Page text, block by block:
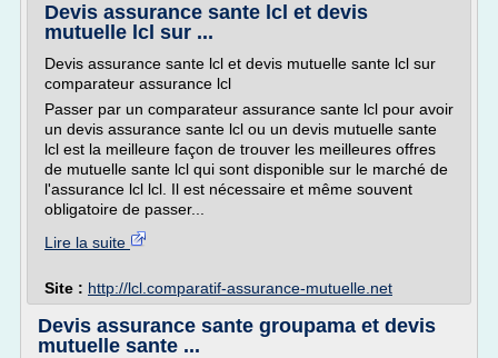
Devis assurance sante lcl et devis
mutuelle lcl sur ...
Devis assurance sante lcl et devis mutuelle sante lcl sur
comparateur assurance lcl
Passer par un comparateur assurance sante lcl pour avoir
un devis assurance sante lcl ou un devis mutuelle sante
lcl est la meilleure façon de trouver les meilleures offres
de mutuelle sante lcl qui sont disponible sur le marché de
l'assurance lcl lcl. Il est nécessaire et même souvent
obligatoire de passer...
Lire la suite
Site : http://lcl.comparatif-assurance-mutuelle.net
Devis assurance sante groupama et devis
mutuelle sante ...